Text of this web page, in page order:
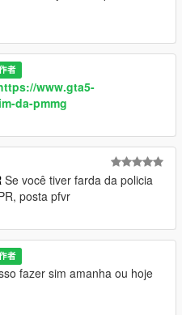
者
www.gta5-
da-pmmg
Se você tiver farda da policia
posta pfvr
者
fazer sim amanha ou hoje